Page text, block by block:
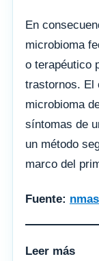
En
microbioma
o terapéutico
trastornos. El
microbioma
síntomas de
un método
marco del
Fuente:
Leer más